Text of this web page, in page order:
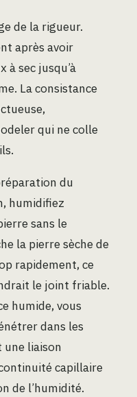
de la rigueur.
après avoir
à sec jusqu’à
La consistance
qui ne colle
du
humidifiez
sans le
la pierre sèche de
rapidement, ce
le joint friable.
humide, vous
dans les
une liaison
capillaire
de l’humidité.